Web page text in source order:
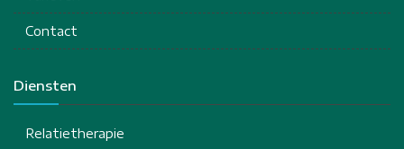
Contact
Diensten
Relatietherapie